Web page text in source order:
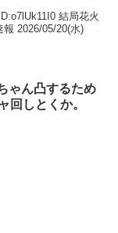
結局花火
2026/05/20(水)
ゃん凸するため
回しとくか。